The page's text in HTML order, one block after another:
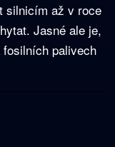
silnicím až v roce
Jasné ale je,
palivech